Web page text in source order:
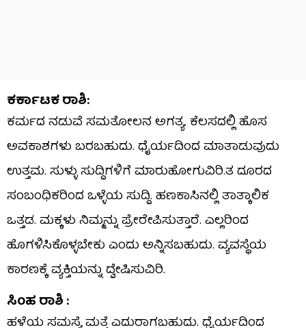
ಕರ್ಕಾಟಕ ರಾಶಿ:
ಕರ್ಮದ ನಡುವೆ ಸಮತೋಲನ ಅಗತ್ಯ. ಕೆಲಸದಲ್ಲಿ ಹೊಸ
ಅವಕಾಶಗಳು ಬರಬಹುದು. ಧೈರ್ಯದಿಂದ ಮಾತಾಡುವುದು
ಉತ್ತಮ. ಸುಳ್ಳು ಸುದ್ದಿಗಳಿಗೆ ಮಾರುಹೋಗುವಿರಿ.ತ ದೂರದ
ಸಂಬಂಧಿಕರಿಂದ ಒಳ್ಳೆಯ ಸುದ್ದಿ. ಹಣಕಾಸಿನಲ್ಲಿ ತಾತ್ಕಾಲಿಕ
ಒತ್ತಡ. ಮಕ್ಕಳು ನಿಮ್ಮನ್ನು ಪ್ರೇರೇಪಿಸುತ್ತಾರೆ. ಎಲ್ಲರಿಂದ
ಹೊಗಳಿಸಿಕೊಳ್ಳಬೇಕು ಎಂದು ಅನ್ನಿಸಬಹುದು. ವ್ಯವಸ್ಥೆಯ
ಕಾರಣಕ್ಕೆ ವ್ಯಕ್ತಿಯನ್ನು ದ್ವೇಷಿಸುವಿರಿ.
ಸಿಂಹ ರಾಶಿ :
ಹಳೆಯ ಸಮಸ್ಯೆ ಮತ್ತೆ ಎದುರಾಗಬಹುದು. ಧೈರ್ಯದಿಂದ